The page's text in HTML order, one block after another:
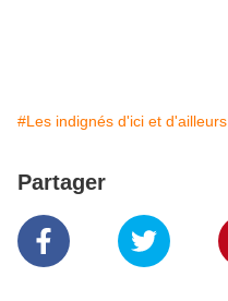
#Les indignés d'ici et d'ailleurs
Partager